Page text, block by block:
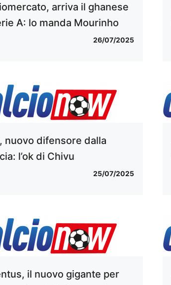
arriva il ghanese
A: lo manda Mourinho
26/07/2025
nuovo difensore dalla
l’ok di Chivu
25/07/2025
il nuovo gigante per